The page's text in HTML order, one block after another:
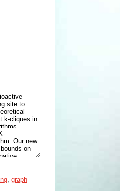
site to
k-cliques in
Our new
on
is
, graph